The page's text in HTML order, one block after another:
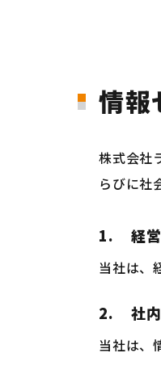
情報
株式会社
らびに社
1. 経
当社は、
2. 社
当社は、